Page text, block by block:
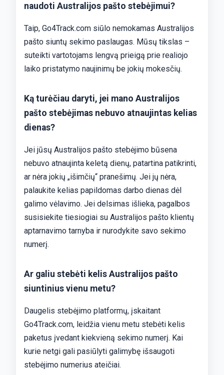
naudoti Australijos pašto stebėjimui?
Taip, Go4Track.com siūlo nemokamas Australijos
pašto siuntų sekimo paslaugas. Mūsų tikslas –
suteikti vartotojams lengvą prieigą prie realiojo
laiko pristatymo naujinimų be jokių mokesčių.
Ką turėčiau daryti, jei mano Australijos
pašto stebėjimas nebuvo atnaujintas kelias
dienas?
Jei jūsų Australijos pašto stebėjimo būsena
nebuvo atnaujinta keletą dienų, patartina patikrinti,
ar nėra jokių „išimčių“ pranešimų. Jei jų nėra,
palaukite kelias papildomas darbo dienas dėl
galimo vėlavimo. Jei delsimas išlieka, pagalbos
susisiekite tiesiogiai su Australijos pašto klientų
aptarnavimo tarnyba ir nurodykite savo sekimo
numerį.
Ar galiu stebėti kelis Australijos pašto
siuntinius vienu metu?
Daugelis stebėjimo platformų, įskaitant
Go4Track.com, leidžia vienu metu stebėti kelis
paketus įvedant kiekvieną sekimo numerį. Kai
kurie netgi gali pasiūlyti galimybę išsaugoti
stebėjimo numerius ateičiai.